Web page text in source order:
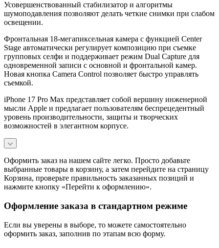
Усовершенствованный стабилизатор и алгоритмы
шумоподавления позволяют делать четкие снимки при слабом
освещении.
Фронтальная 18-мегапиксельная камера с функцией Center
Stage автоматически регулирует композицию при съемке
групповых селфи и поддерживает режим Dual Capture для
одновременной записи с основной и фронтальной камер.
Новая кнопка Camera Control позволяет быстро управлять
съемкой.
iPhone 17 Pro Max представляет собой вершину инженерной
мысли Apple и предлагает пользователям беспрецедентный
уровень производительности, защиты и творческих
возможностей в элегантном корпусе.
Оформить заказ на нашем сайте легко. Просто добавьте
выбранные товары в корзину, а затем перейдите на страницу
Корзина, проверьте правильность заказанных позиций и
нажмите кнопку «Перейти к оформлению».
Оформление заказа в стандартном режиме
Если вы уверены в выборе, то можете самостоятельно
оформить заказ, заполнив по этапам всю форму.